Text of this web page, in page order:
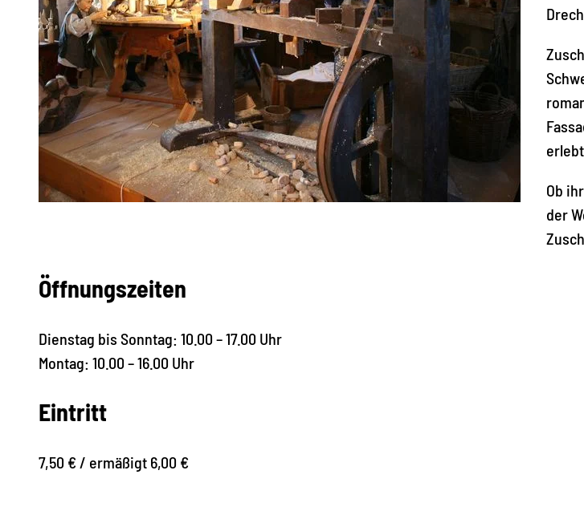
Ob
der
Öffnungszeiten
Dienstag bis Sonntag: 10.00 – 17.00 Uhr
Montag: 10.00 – 16.00 Uhr
Eintritt
7,50 € / ermäßigt 6,00 €